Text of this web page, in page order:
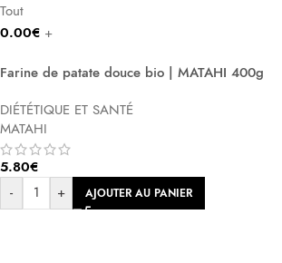
Tout
0.00€ +
Farine de patate douce bio | MATAHI 400g
DIÉTÉTIQUE ET SANTÉ
MATAHI
5.80€
-
+ AJOUTER AU PANIER